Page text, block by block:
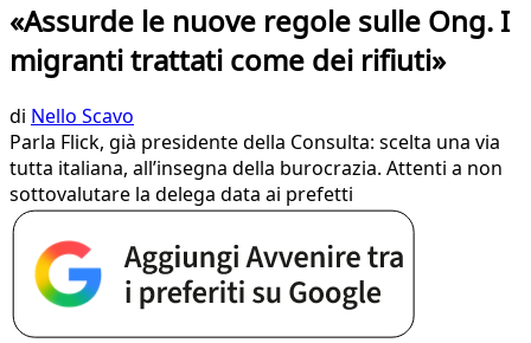
«Assurde le nuove regole sulle Ong. I
migranti trattati come dei rifiuti»
di Nello Scavo
Parla Flick, già presidente della Consulta: scelta una via
tutta italiana, all’insegna della burocrazia. Attenti a non
sottovalutare la delega data ai prefetti